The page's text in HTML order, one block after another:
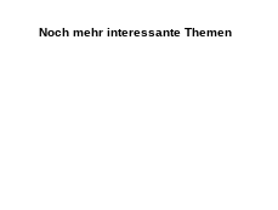
Noch mehr interessante Themen